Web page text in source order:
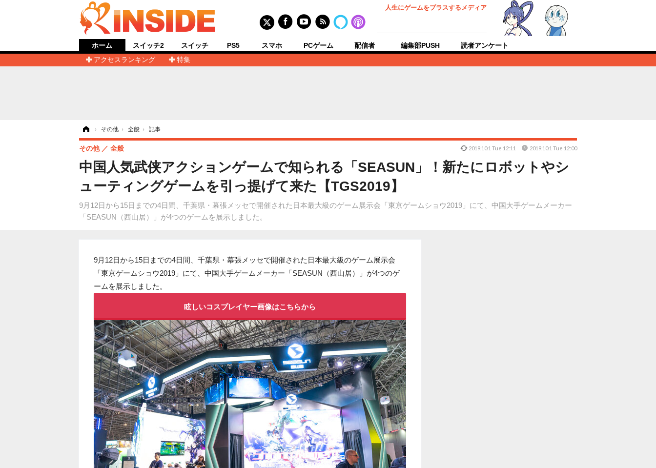
人生にゲームをプラスするメディア
ホーム
アクセスランキング
特集
スイッチ2 スイッチ PS5 スマホ PCゲーム 配信者 編集部PUSH 読者アンケート
› その他 › 全般 › 記事
中国人気武侠アクションゲームで知られる「SEASUN」！新たにロボットやシ
ューティングゲームを引っ提げて来た【TGS2019】
9月12日から15日までの4日間、千葉県・幕張メッセで開催された日本最大級のゲーム展示会「東京ゲームショウ2019」にて、中国大手ゲームメーカー
「SEASUN（西山居）」が4つのゲームを展示しました。
その他 全般 2019.10.1 Tue 12:11 2019.10.1 Tue 12:00
9月12日から15日までの4日間、千葉県・幕張メッセで開催された日本最大級のゲーム展示会
「東京ゲームショウ2019」にて、中国大手ゲームメーカー「SEASUN（西山居）」が4つのゲ
ームを展示しました。
眩しいコスプレイヤー画像はこちらから